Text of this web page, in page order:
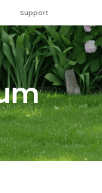
Support